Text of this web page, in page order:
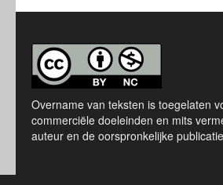
Overname van teksten is toegelaten
commerciële doeleinden en mits
auteur en de oorspronkelijke